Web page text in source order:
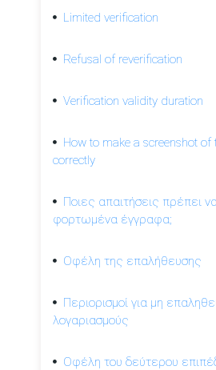
Limited verification
Refusal of reverification
Verification validity duration
How to make a screenshot of
correctly
Ποιες απαιτήσεις πρέπει
φορτωμένα έγγραφα;
Οφέλη της επαλήθευσης
Περιορισμοί για μη
λογαριασμούς
Οφέλη του δεύτερου